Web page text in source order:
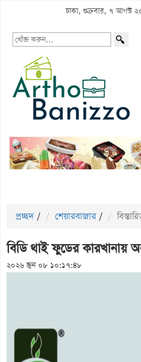
ঢাকা, শুক্রবার, ৭ আগস্ট
প্রচ্ছদ / শেয়ারবাজার /
বিডি থাই ফুডের কারখানায়
২০২৬ জুন ০৮ ১০:১৭:৪৮